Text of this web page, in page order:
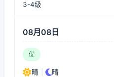
3-4级
08月08日
优
晴 晴